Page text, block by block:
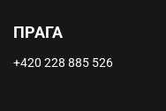
ПРАГА
+420 228 885 526